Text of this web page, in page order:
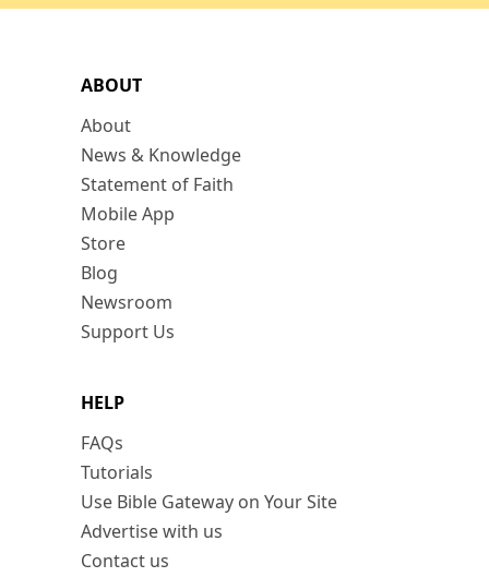
ABOUT
About
News & Knowledge
Statement of Faith
Mobile App
Store
Blog
Newsroom
Support Us
HELP
FAQs
Tutorials
Use Bible Gateway on Your Site
Advertise with us
Contact us